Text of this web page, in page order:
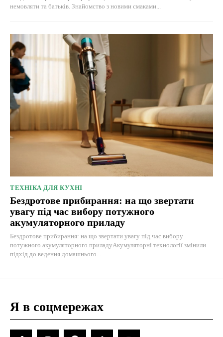
немовляти та батьків. Знайомство з новими смаками...
ТЕХНІКА ДЛЯ КУХНІ
Бездротове прибирання: на що звертати
увагу під час вибору потужного
акумуляторного приладу
Бездротове прибирання: на що звертати увагу під час вибору
потужного акумуляторного приладуАкумуляторні технології змінили
підхід до ведення домашнього...
Я в соцмережах